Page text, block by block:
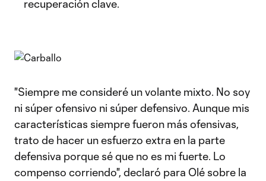
recuperación clave.
"Siempre me consideré un volante mixto. No soy
ni súper ofensivo ni súper defensivo. Aunque mis
características siempre fueron más ofensivas,
trato de hacer un esfuerzo extra en la parte
defensiva porque sé que no es mi fuerte. Lo
compenso corriendo", declaró para Olé sobre la